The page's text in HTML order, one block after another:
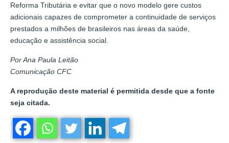
Reforma Tributária e evitar que o novo modelo gere custos
adicionais capazes de comprometer a continuidade de serviços
prestados a milhões de brasileiros nas áreas da saúde,
educação e assistência social.
Por Ana Paula Leitão
Comunicação CFC
A reprodução deste material é permitida desde que a fonte
seja citada.